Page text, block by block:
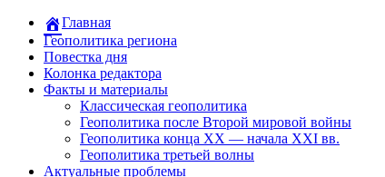
Главная
Геополитика региона
Повестка дня
Колонка редактора
Факты и материалы
Классическая геополитика
Геополитика после Второй мировой войны
Геополитика конца XX — начала XXI вв.
Геополитика третьей волны
Актуальные проблемы